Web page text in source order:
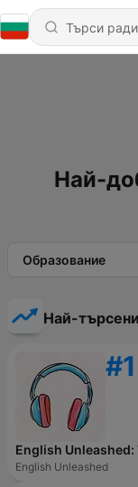
Най-
Образование
Най-
#1
English Unleashed:
English Unleashed